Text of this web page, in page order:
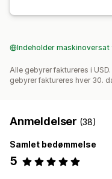
Indeholder
Alle gebyrer faktureres i
gebyrer faktureres hver 30.
Anmeldelser (38)
Samlet bedømmelse
5